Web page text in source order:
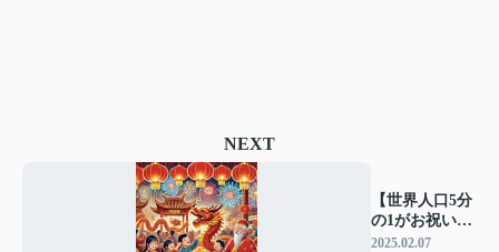
NEXT
【世界人口5分
の1がお祝い】
「春節（旧正
2025.02.07